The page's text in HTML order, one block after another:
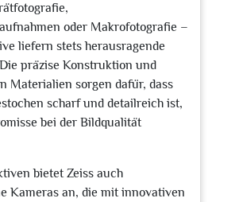
oder Makrofotografie –
liefern stets herausragende
präzise Konstruktion und
Materialien sorgen dafür, dass
scharf und detailreich ist,
bei der Bildqualität
bietet Zeiss auch
Kameras an, die mit innovativen